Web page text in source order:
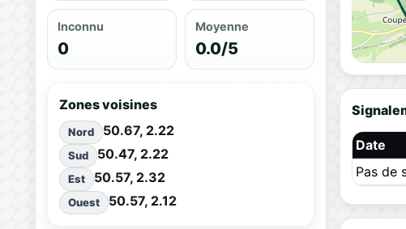
Inconnu
0
Moyenne
0.0/5
Zones voisines
Nord 50.67, 2.22
Sud 50.47, 2.22
Est 50.57, 2.32
Ouest 50.57, 2.12
Date
Pas de